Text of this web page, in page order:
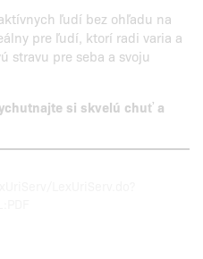
ľudí bez ohľadu na
pre ľudí, ktorí radi varia a
stravu pre seba a svoju
si skvelú chuť a